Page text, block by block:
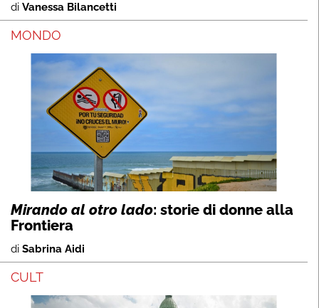
di Vanessa Bilancetti
MONDO
Mirando al otro lado: storie di donne alla
Frontiera
di Sabrina Aidi
CULT